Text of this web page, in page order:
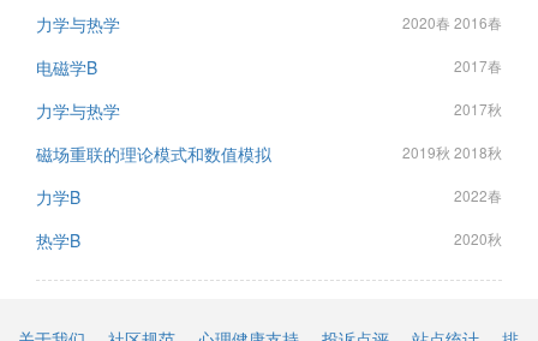
力学与热学 2020春 2016春
电磁学B 2017春
力学与热学 2017秋
磁场重联的理论模式和数值模拟 2019秋 2018秋
力学B 2022春
热学B 2020秋